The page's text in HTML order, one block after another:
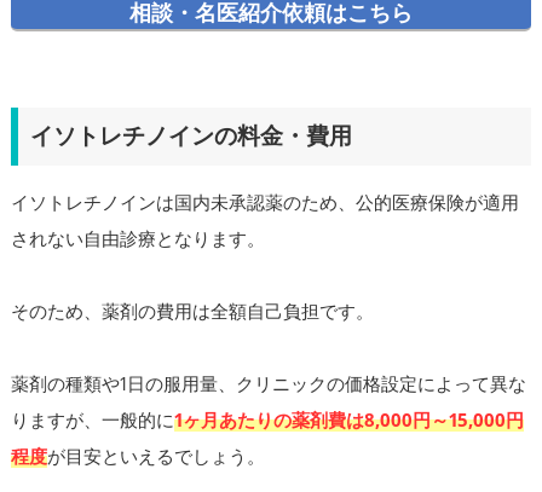
相談・名医紹介依頼はこちら
イソトレチノインの料金・費用
イソトレチノインは国内未承認薬のため、公的医療保険が適用
されない自由診療となります。
そのため、薬剤の費用は全額自己負担です。
薬剤の種類や1日の服用量、クリニックの価格設定によって異な
りますが、一般的に1ヶ月あたりの薬剤費は8,000円～15,000円
程度が目安といえるでしょう。